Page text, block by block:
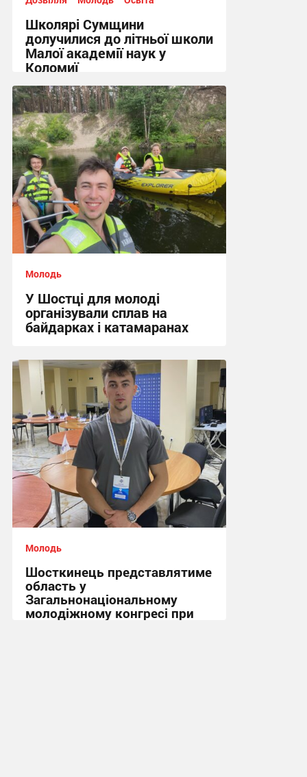
Школярі Сумщини
долучилися до літньої школи
Малої академії наук у
Коломиї
15:18, 31.07.2026
Молодь
У Шостці для молоді
організували сплав на
байдарках і катамаранах
17:04, 24.07.2026
Молодь
Шосткинець представлятиме
область у
Загальнонаціональному
молодіжному конгресі при